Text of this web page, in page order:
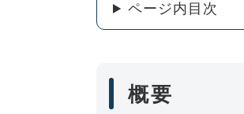
ページ内目次
概要